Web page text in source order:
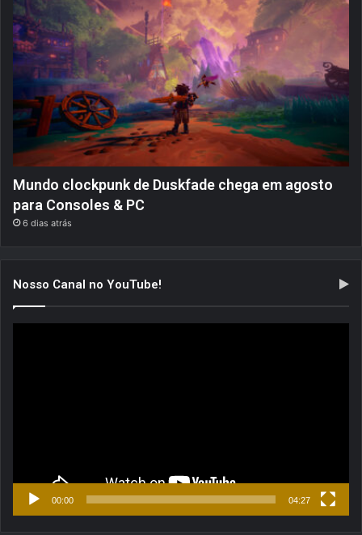
Mundo clockpunk de Duskfade chega em agosto
para Consoles & PC
6 dias atrás
Nosso Canal no YouTube!
00:00 04:27